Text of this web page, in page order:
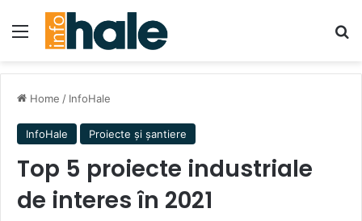
Menu
Home / InfoHale
InfoHale Proiecte și șantiere
Top 5 proiecte industriale
de interes în 2021